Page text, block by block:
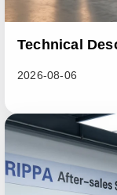
Technical
2026-08-06